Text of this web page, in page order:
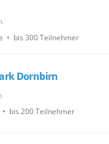
• bis 300 Teilnehmer
Dornbirn
bis 200 Teilnehmer